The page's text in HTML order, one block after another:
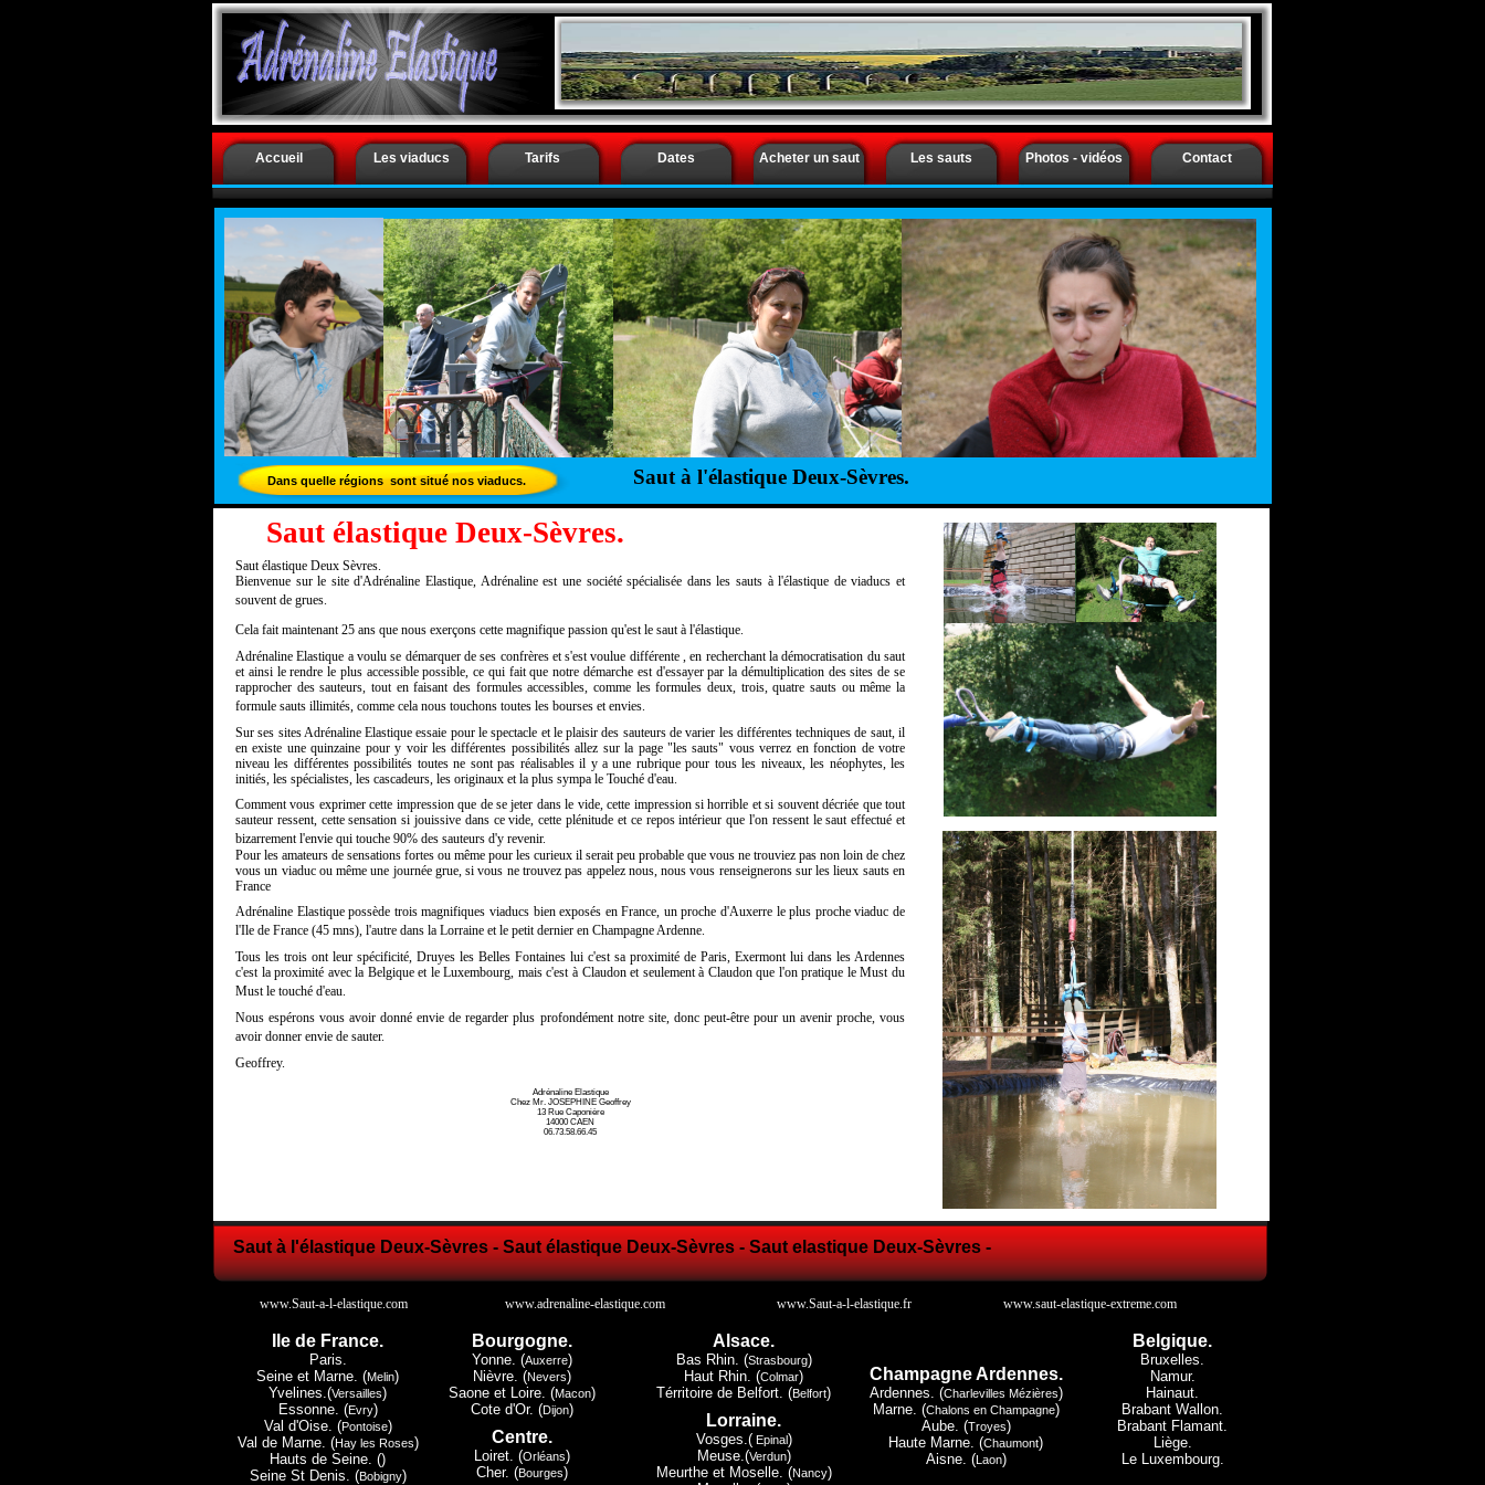
Saut à l'élastique Deux-Sèvres - Saut élastique Deux-Sèvres - Saut elastique Deux-Sèvres -
Ile de France.
Paris.
Seine et Marne. (Melin)
Yvelines.(Versailles)
Essonne. (Evry)
Val d'Oise. (Pontoise)
Val de Marne. (Hay les Roses)
Hauts de Seine. ()
Seine St Denis. (Bobigny)
Bourgogne.
Yonne. (Auxerre)
Nièvre. (Nevers)
Saone et Loire. (Macon)
Cote d'Or. (Dijon)
Centre.
Loiret. (Orléans)
Cher. (Bourges)
Alsace.
Bas Rhin. (Strasbourg)
Haut Rhin. (Colmar)
Térritoire de Belfort. (Belfort)
Lorraine.
Vosges.(Epinal)
Meuse.(Verdun)
Meurthe et Moselle. (Nancy)
Champagne Ardennes.
Ardennes. (Charlevilles Mézières)
Marne. (Chalons en Champagne)
Aube. (Troyes)
Haute Marne. (Chaumont)
Aisne. (Laon)
Belgique.
Bruxelles.
Namur.
Hainaut.
Brabant Wallon.
Brabant Flamant.
Liège.
Le Luxembourg.
Saut à l'élastique Deux-Sèvres.
Dans quelle régions sont situé nos viaducs.
Saut élastique Deux-Sèvres.
Saut élastique Deux Sèvres.
Bienvenue sur le site d'Adrénaline Elastique, Adrénaline est une société spécialisée dans les sauts à l'élastique de viaducs et
souvent de grues.
Cela fait maintenant 25 ans que nous exerçons cette magnifique passion qu'est le saut à l'élastique.
Adrénaline Elastique a voulu se démarquer de ses confrères et s'est voulue différente , en recherchant la démocratisation du saut
et ainsi le rendre le plus accessible possible, ce qui fait que notre démarche est d'essayer par la démultiplication des sites de se
rapprocher des sauteurs, tout en faisant des formules accessibles, comme les formules deux, trois, quatre sauts ou même la
formule sauts illimités, comme cela nous touchons toutes les bourses et envies.
Sur ses sites Adrénaline Elastique essaie pour le spectacle et le plaisir des sauteurs de varier les différentes techniques de saut, il
en existe une quinzaine pour y voir les différentes possibilités allez sur la page "les sauts" vous verrez en fonction de votre
niveau les différentes possibilités toutes ne sont pas réalisables il y a une rubrique pour tous les niveaux, les néophytes, les
initiés, les spécialistes, les cascadeurs, les originaux et la plus sympa le Touché d'eau.
Comment vous exprimer cette impression que de se jeter dans le vide, cette impression si horrible et si souvent décriée que tout
sauteur ressent, cette sensation si jouissive dans ce vide, cette plénitude et ce repos intérieur que l'on ressent le saut effectué et
bizarrement l'envie qui touche 90% des sauteurs d'y revenir.
Pour les amateurs de sensations fortes ou même pour les curieux il serait peu probable que vous ne trouviez pas non loin de chez
vous un viaduc ou même une journée grue, si vous ne trouvez pas appelez nous, nous vous renseignerons sur les lieux sauts en
France
Adrénaline Elastique possède trois magnifiques viaducs bien exposés en France, un proche d'Auxerre le plus proche viaduc de
l'Ile de France (45 mns), l'autre dans la Lorraine et le petit dernier en Champagne Ardenne.
Tous les trois ont leur spécificité, Druyes les Belles Fontaines lui c'est sa proximité de Paris, Exermont lui dans les Ardennes
c'est la proximité avec la Belgique et le Luxembourg, mais c'est à Claudon et seulement à Claudon que l'on pratique le Must du
Must le touché d'eau.
Nous espérons vous avoir donné envie de regarder plus profondément notre site, donc peut-être pour un avenir proche, vous
avoir donner envie de sauter.
Geoffrey.
Adrénaline Elastique
Chez Mr. JOSEPHINE Geoffrey
13 Rue Caponière
14000 CAEN
06.73.58.66.45
Accueil Les viaducs Tarifs Dates Acheter un saut Les sauts Photos - vidéos Contact
www.Saut-a-l-elastique.com www.adrenaline-elastique.com www.Saut-a-l-elastique.fr www.saut-elastique-extreme.com